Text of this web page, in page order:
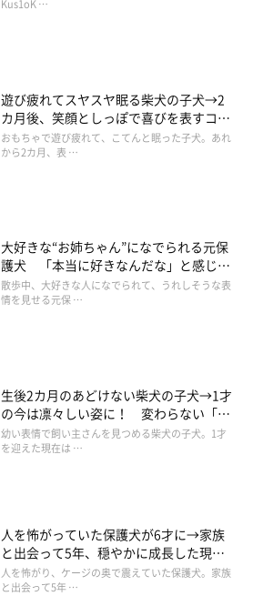
長！
Kus1oK …
遊び疲れてスヤスヤ眠る柴犬の子犬→2
カ月後、笑顔としっぽで喜びを表すコに
成長！
おもちゃで遊び疲れて、こてんと眠った子犬。あれ
から2カ月、表 …
大好きな“お姉ちゃん”になでられる元保
護犬 「本当に好きなんだな」と感じる
表情にほっこり
散歩中、大好きな人になでられて、うれしそうな表
情を見せる元保 …
生後2カ月のあどけない柴犬の子犬→1才
の今は凛々しい姿に！ 変わらない「く
りくりおめめ」にもほっこり
幼い表情で飼い主さんを見つめる柴犬の子犬。1才
を迎えた現在は …
人を怖がっていた保護犬が6才に→家族
と出会って5年、穏やかに成長した現在
の姿にグッとくる
人を怖がり、ケージの奥で震えていた保護犬。家族
と出会って5年 …